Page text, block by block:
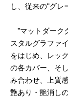
し、従来の"グレ
"マットダーク
スタルグラファ
をはじめ、レッ
の各カバー、そ
み合わせ、上質
艶あり・艶消し